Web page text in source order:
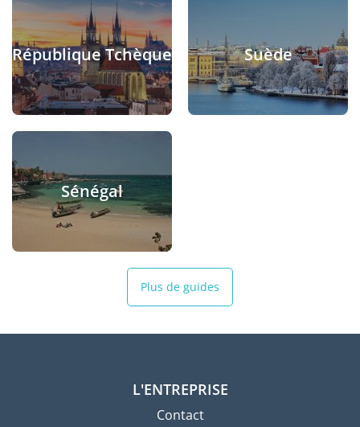
République Tchèque Suède
Sénégal
Plus de guides
L'ENTREPRISE
Contact